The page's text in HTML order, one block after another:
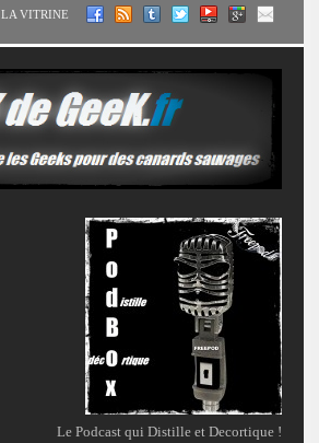
LA VITRINE
Le Podcast qui Distille et Decortique !